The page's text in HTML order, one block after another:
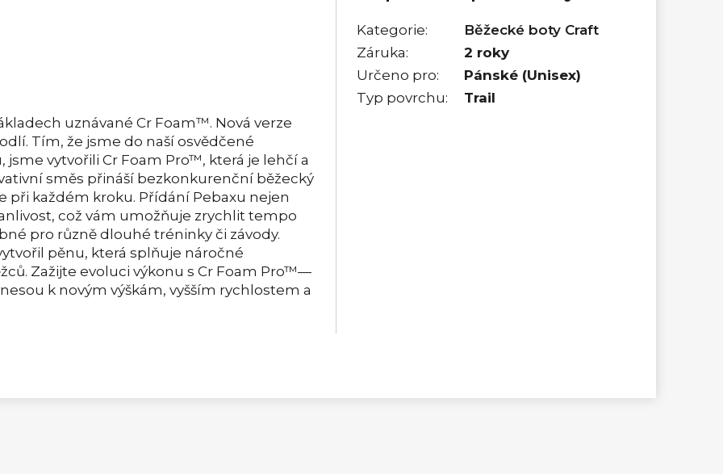
uznávané Cr Foam™. Nová verze
Tím, že jsme do naší osvědčené
jsme vytvořili Cr Foam Pro™, která je lehčí a
směs přináší bezkonkurenční běžecký
při každém kroku. Přídání Pebaxu nejen
což vám umožňuje zrychlit tempo
pro různě dlouhé tréninky či závody.
pěnu, která splňuje náročné
Zažijte evoluci výkonu s Cr Foam Pro™—
k novým výškám, vyšším rychlostem a
Kategorie:
Běžecké boty Craft
Záruka:
2 roky
Určeno pro:
Pánské (Unisex)
Typ povrchu: Trail